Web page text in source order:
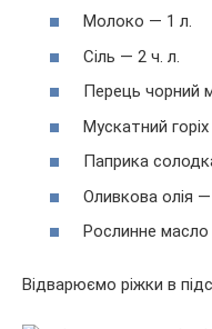
Молоко — 1 л.
Сіль — 2 ч. л.
Перець чорний
Мускатний
Паприка
Оливкова олія
Рослинне
Відварюємо ріжки в